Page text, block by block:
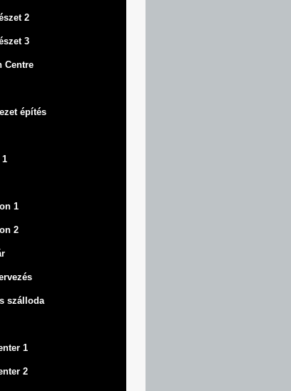
2
3
Centre
építés
1
1
2
szálloda
1
2